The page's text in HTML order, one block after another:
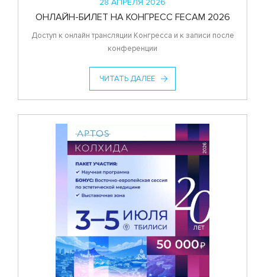
28 АПРЕЛЯ 2026
ОНЛАЙН-БИЛЕТ НА КОНГРЕСС FECAM 2026
Доступ к онлайн трансляции Конгресса и к записи после
конференции
ЧИТАТЬ ДАЛЕЕ